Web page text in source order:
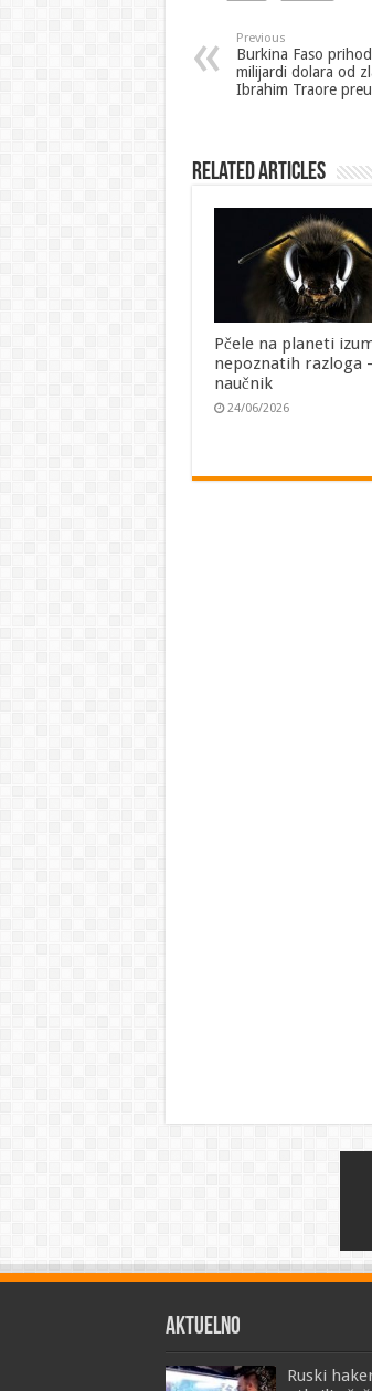
Previous
Burkina Faso
milijardi dolara od
Ibrahim Traore
Related Articles
Pčele na planeti
nepoznatih razloga
naučnik
24/06/2026
AKTUELNO
Ruski